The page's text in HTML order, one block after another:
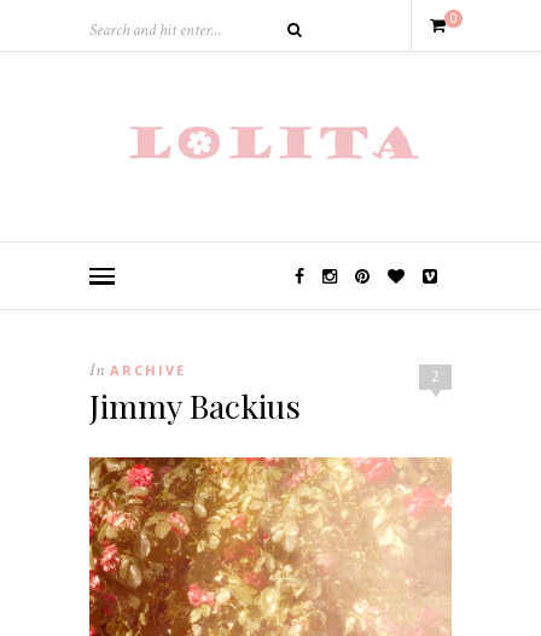
0
2
In ARCHIVE
Jimmy Backius